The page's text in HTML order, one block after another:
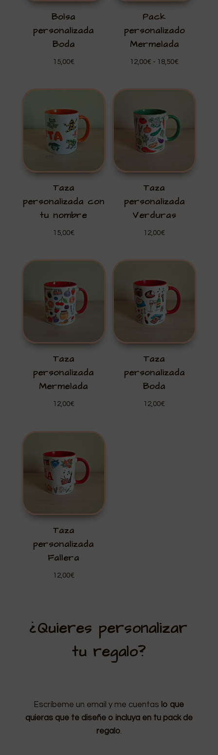
Bolsa
personalizada
Boda
15,00€
Pack
personalizado
Mermelada
12,00€ - 18,50€
hasta
18,50€
Taza
personalizada con
tu nombre
15,00€
Taza
personalizada
Verduras
12,00€
Taza
personalizada
Mermelada
12,00€
Taza
personalizada
Boda
12,00€
Taza
personalizada
Fallera
12,00€
¿Quieres personalizar
tu regalo?
Escríbeme un email y me cuentas lo que
quieras que te diseñe o incluya en tu pack de
regalo.